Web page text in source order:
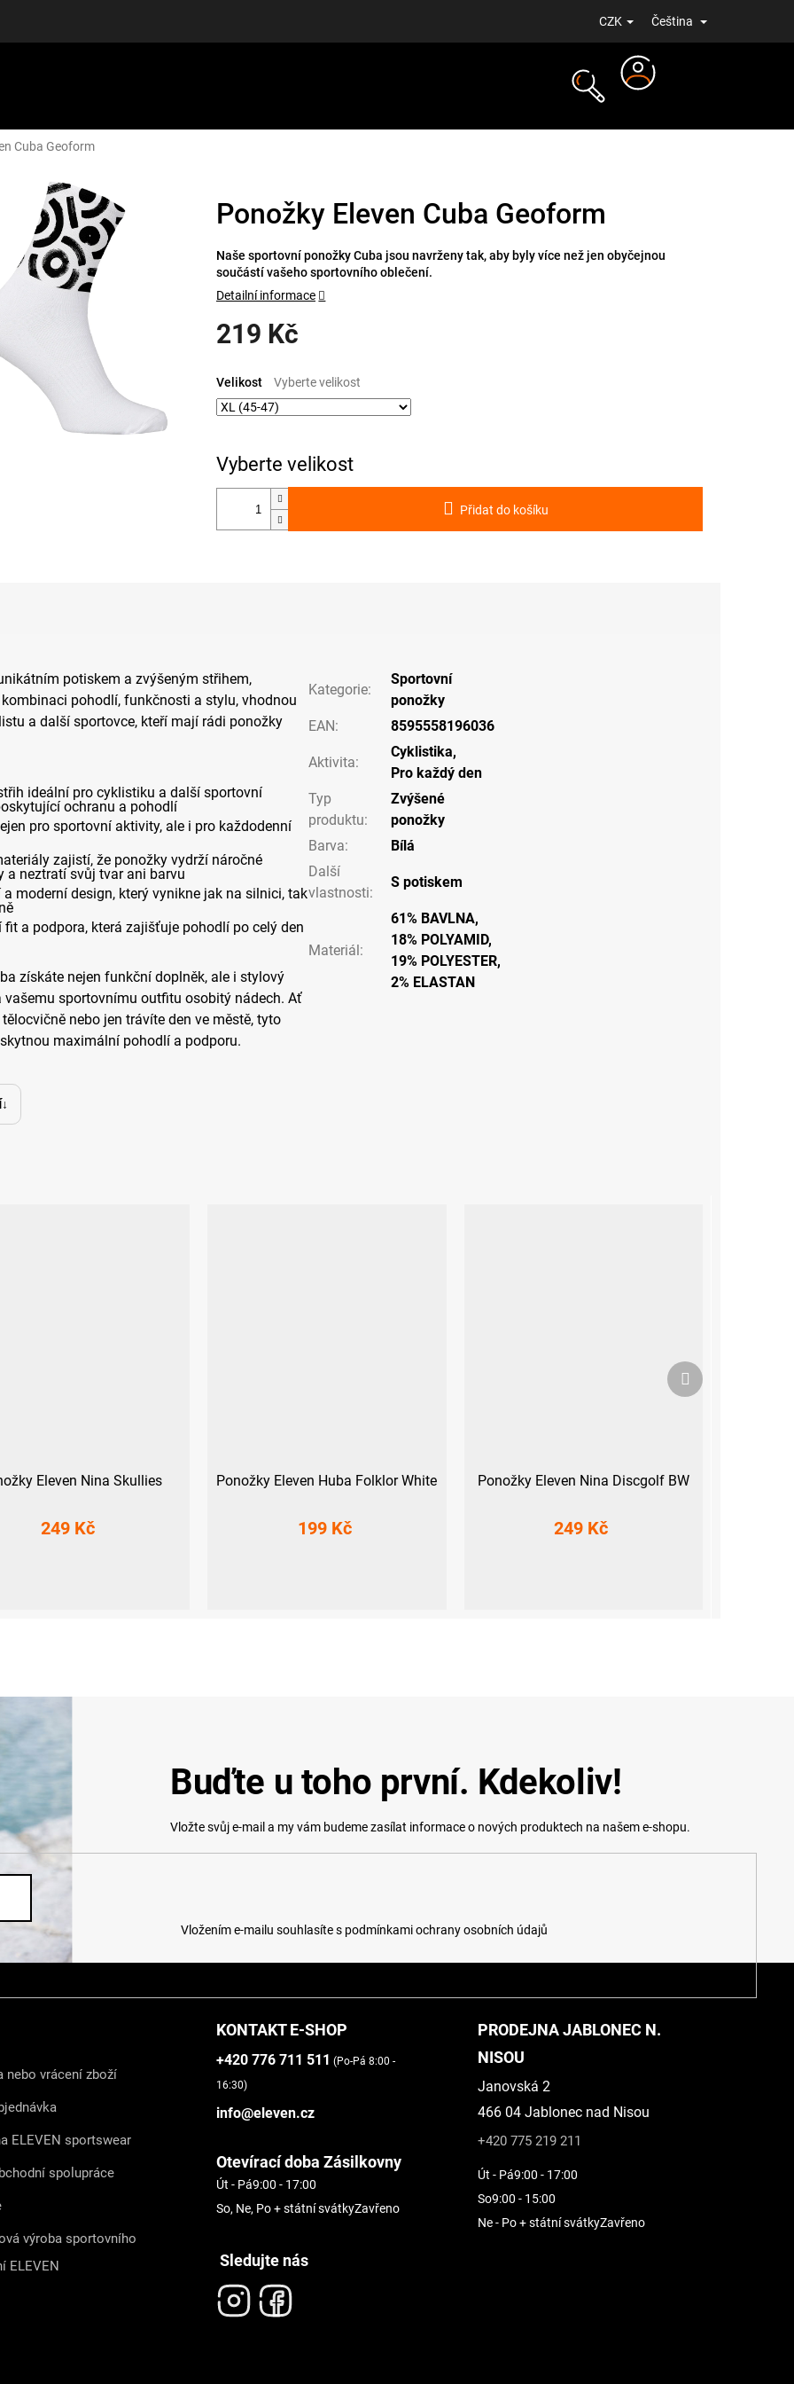
CZK Čeština
Cuba Geoform
Ponožky Eleven Cuba Geoform
219 Kč
cena:
Velikost
Přidat do košíku
Naše sportovní ponožky Cuba jsou navrženy tak, aby byly více než jen obyčejnou
součástí vašeho sportovního oblečení.
Detailní informace
potiskem a zvýšeným střihem,
pohodlí, funkčnosti a stylu, vhodnou
a další sportovce, kteří mají rádi ponožky
ideální pro cyklistiku a další sportovní
ochranu a pohodlí
pro sportovní aktivity, ale i pro každodenní
zajistí, že ponožky vydrží náročné
a neztratí svůj tvar ani barvu
moderní design, který vynikne jak na silnici, tak
a podpora, která zajišťuje pohodlí po celý den
získáte nejen funkční doplněk, ale i stylový
vašemu sportovnímu outfitu osobitý nádech. Ať
nebo jen trávíte den ve městě, tyto
maximální pohodlí a podporu.
Kategorie:
Sportovní
ponožky
EAN: 8595558196036
Aktivita:
Cyklistika,
Pro každý den
Typ
produktu:
Zvýšené
ponožky
Barva:
Bílá
Další
vlastnosti:
S potiskem
Materiál:
61% BAVLNA,
18% POLYAMID,
19% POLYESTER,
2% ELASTAN
Eleven Nina Skullies
249 Kč
Ponožky Eleven Huba Folklor White
199 Kč
Ponožky Eleven Nina Discgolf BW
249 Kč
Další
produkt
Buďte u toho první. Kdekoliv!
Vložte svůj e-mail a my vám budeme zasílat informace o nových produktech na našem e-shopu.
Vložením e-mailu souhlasíte s podmínkami ochrany osobních údajů
nebo vrácení zboží
ELEVEN sportswear
spolupráce
výroba sportovního
ELEVEN
KONTAKT E-SHOP
+420 776 711 511 (Po-Pá 8:00 -
16:30)
info@eleven.cz
Otevírací doba Zásilkovny
Út - Pá9:00 - 17:00
So, Ne, Po + státní svátkyZavřeno
Sledujte nás
PRODEJNA JABLONEC N.
NISOU
Janovská 2
466 04 Jablonec nad Nisou
+420 775 219 211
Út - Pá9:00 - 17:00
So9:00 - 15:00
Ne - Po + státní svátkyZavřeno